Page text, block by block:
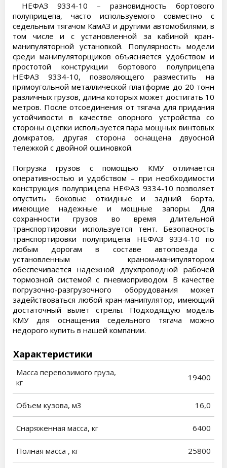
НЕФАЗ 9334-10 – разновидность бортового
полуприцепа, часто используемого совместно с
седельным тягачом КамАЗ и другими автомобилями, в
том числе и с установленной за кабиной кран-
манипуляторной установкой. Популярность модели
среди манипуляторщиков объясняется удобством и
простотой конструкции бортового полуприцепа
НЕФАЗ 9334-10, позволяющего разместить на
прямоугольной металлической платформе до 20 тонн
различных грузов, длина которых может достигать 10
метров. После отсоединения от тягача для придания
устойчивости в качестве опорного устройства со
стороны сцепки используется пара мощных винтовых
домкратов, другая сторона оснащена двуосной
тележкой с двойной ошиновкой.
Погрузка грузов с помощью КМУ отличается
оперативностью и удобством – при необходимости
конструкция полуприцепа НЕФАЗ 9334-10 позволяет
опустить боковые откидные и задний борта,
имеющие надежные и мощные запоры. Для
сохранности грузов во время длительной
транспортировки используется тент. Безопасность
транспортировки полуприцепа НЕФАЗ 9334-10 по
любым дорогам в составе автопоезда с
установленным краном-манипулятором
обеспечивается надежной двухпроводной рабочей
тормозной системой с пневмоприводом. В качестве
погрузочно-разгрузочного оборудования может
задействоваться любой кран-манипулятор, имеющий
достаточный вылет стрелы. Подходящую модель
КМУ для оснащения седельного тягача можно
недорого купить в нашей компании.
Характеристики
Масса перевозимого груза,
кг
19400
Объем кузова, м3 16,0
Снаряженная масса, кг 6400
Полная масса , кг 25800